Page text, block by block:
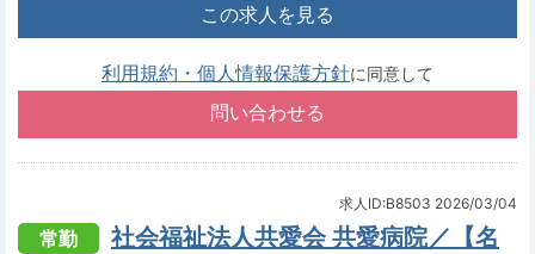
この求人を見る
利用規約・個人情報保護方針に同意して
求人ID:B8503 2026/03/04
常勤
社会福祉法人共愛会 共愛病院／【名